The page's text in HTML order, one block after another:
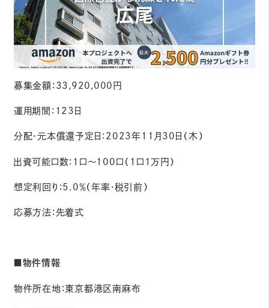
募集⾦額：33,920,000円
運⽤期間：123日
分配・元本償還予定⽇：2023年11月30日（木）
出資可能⼝数：1⼝〜100⼝（1⼝1万円）
想定利回り：5.0％（年率・税引前）
応募⽅法：先着式
■物件情報
物件所在地：東京都港区南麻布